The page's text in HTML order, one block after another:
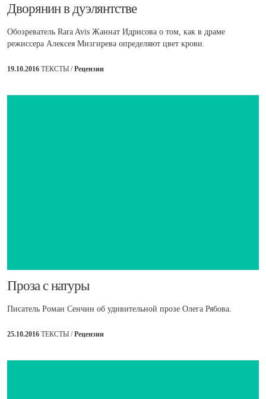
​Дворянин в дуэлянтстве
Обозреватель Rara Avis Жаннат Идрисова о том, как в драме
режиссера Алексея Мизгирева определяют цвет крови.
19.10.2016 ТЕКСТЫ /Рецензии
​Проза с натуры
Писатель Роман Сенчин об удивительной прозе Олега Рябова.
25.10.2016 ТЕКСТЫ /Рецензии